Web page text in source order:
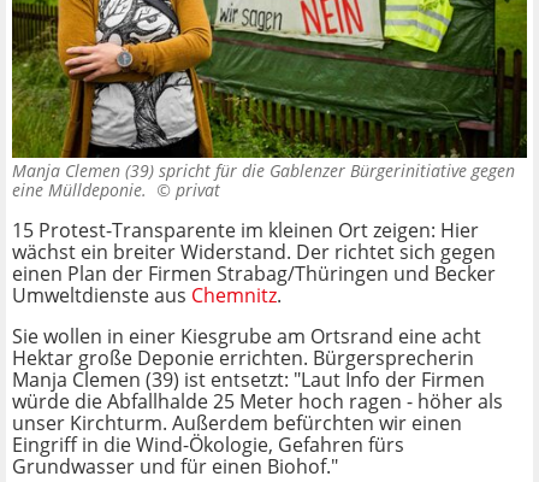
Manja Clemen (39) spricht für die Gablenzer Bürgerinitiative gegen
eine Mülldeponie. © privat
15 Protest-Transparente im kleinen Ort zeigen: Hier
wächst ein breiter Widerstand. Der richtet sich gegen
einen Plan der Firmen Strabag/Thüringen und Becker
Umweltdienste aus Chemnitz.
Sie wollen in einer Kiesgrube am Ortsrand eine acht
Hektar große Deponie errichten. Bürgersprecherin
Manja Clemen (39) ist entsetzt: "Laut Info der Firmen
würde die Abfallhalde 25 Meter hoch ragen - höher als
unser Kirchturm. Außerdem befürchten wir einen
Eingriff in die Wind-Ökologie, Gefahren fürs
Grundwasser und für einen Biohof."